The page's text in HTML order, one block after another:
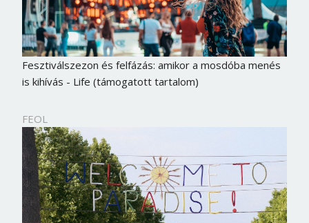
Fesztiválszezon és felfázás: amikor a mosdóba menés
is kihívás - Life (támogatott tartalom)
FEOL